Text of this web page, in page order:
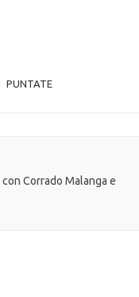
PUNTATE
Corrado Malanga e